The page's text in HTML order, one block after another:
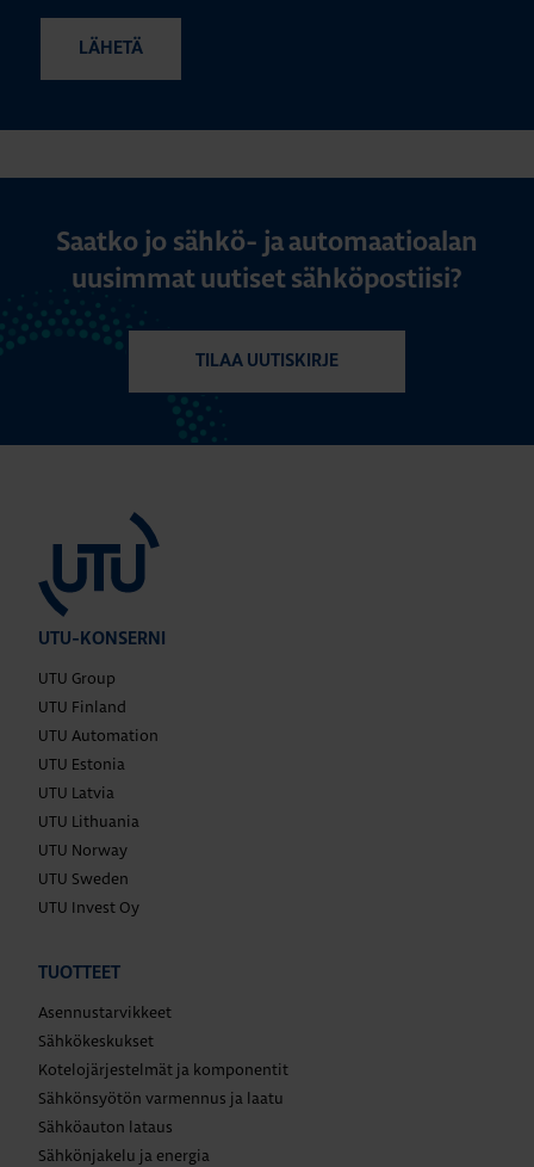
Saatko jo sähkö- ja automaatioalan
uusimmat uutiset sähköpostiisi?
TILAA UUTISKIRJE
UTU-KONSERNI
UTU Group
UTU Finland
UTU Automation
UTU Estonia
UTU Latvia
UTU Lithuania
UTU Norway
UTU Sweden
UTU Invest Oy
TUOTTEET
Asennustarvikkeet
Sähkökeskukset
Kotelojärjestelmät ja komponentit
Sähkönsyötön varmennus ja laatu
Sähköauton lataus
Sähkönjakelu ja energia